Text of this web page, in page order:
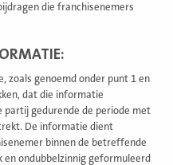
die franchisenemers
:
zoals genoemd onder punt 1 en
dat die informatie
partij gedurende de periode met
De informatie dient
binnen de betreffende
ondubbelzinnig geformuleerd